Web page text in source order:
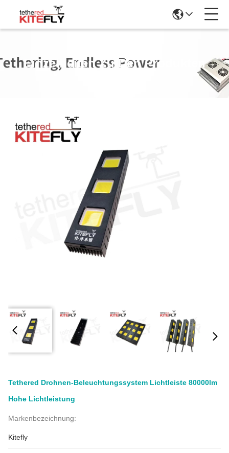
Einzelheiten Zu Den Produkten
Tethered Drohnen-Beleuchtungssystem Lichtleiste 80000lm
Hohe Lichtleistung
Markenbezeichnung:
Kitefly